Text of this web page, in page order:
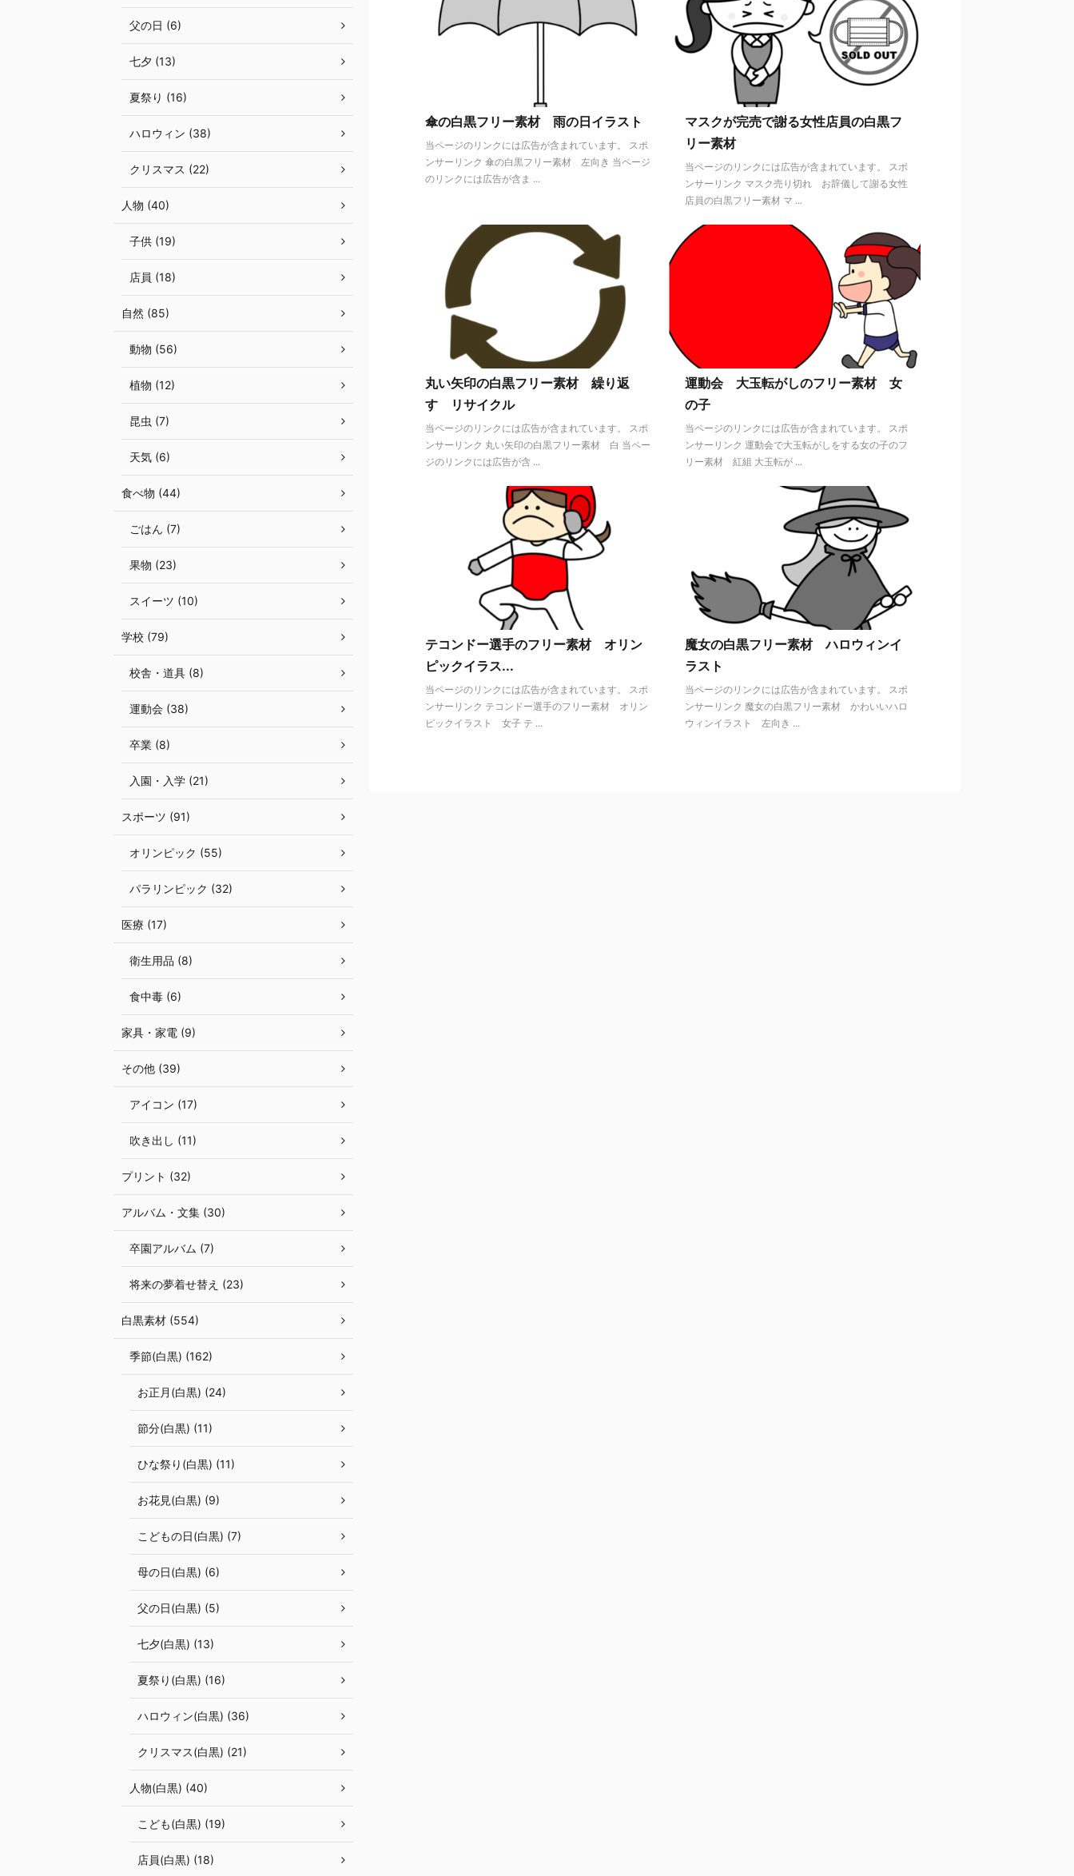
傘の白黒フリー素材 雨の日イラスト
当ページのリンクには広告が含まれています。 スポ
ンサーリンク 傘の白黒フリー素材 左向き 当ページ
のリンクには広告が含ま ...
マスクが完売で謝る女性店員の白黒フ
リー素材
当ページのリンクには広告が含まれています。 スポ
ンサーリンク マスク売り切れ お辞儀して謝る女性
店員の白黒フリー素材 マ ...
丸い矢印の白黒フリー素材 繰り返
す リサイクル
当ページのリンクには広告が含まれています。 スポ
ンサーリンク 丸い矢印の白黒フリー素材 白 当ペー
ジのリンクには広告が含 ...
運動会 大玉転がしのフリー素材 女
の子
当ページのリンクには広告が含まれています。 スポ
ンサーリンク 運動会で大玉転がしをする女の子のフ
リー素材 紅組 大玉転が ...
テコンドー選手のフリー素材 オリン
ピックイラス...
当ページのリンクには広告が含まれています。 スポ
ンサーリンク テコンドー選手のフリー素材 オリン
ピックイラスト 女子 テ ...
魔女の白黒フリー素材 ハロウィンイ
ラスト
当ページのリンクには広告が含まれています。 スポ
ンサーリンク 魔女の白黒フリー素材 かわいいハロ
ウィンイラスト 左向き ...
父の日 (6)
七夕 (13)
夏祭り (16)
ハロウィン (38)
クリスマス (22)
人物 (40)
子供 (19)
店員 (18)
自然 (85)
動物 (56)
植物 (12)
昆虫 (7)
天気 (6)
食べ物 (44)
ごはん (7)
果物 (23)
スイーツ (10)
学校 (79)
校舎・道具 (8)
運動会 (38)
卒業 (8)
入園・入学 (21)
スポーツ (91)
オリンピック (55)
パラリンピック (32)
医療 (17)
衛生用品 (8)
食中毒 (6)
家具・家電 (9)
その他 (39)
アイコン (17)
吹き出し (11)
プリント (32)
アルバム・文集 (30)
卒園アルバム (7)
将来の夢着せ替え (23)
白黒素材 (554)
季節(白黒) (162)
お正月(白黒) (24)
節分(白黒) (11)
ひな祭り(白黒) (11)
お花見(白黒) (9)
こどもの日(白黒) (7)
母の日(白黒) (6)
父の日(白黒) (5)
七夕(白黒) (13)
夏祭り(白黒) (16)
ハロウィン(白黒) (36)
クリスマス(白黒) (21)
人物(白黒) (40)
こども(白黒) (19)
店員(白黒) (18)